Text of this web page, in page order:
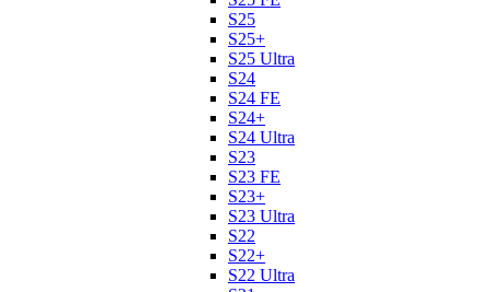
S25
S25+
S25 Ultra
S24
S24 FE
S24+
S24 Ultra
S23
S23 FE
S23+
S23 Ultra
S22
S22+
S22 Ultra